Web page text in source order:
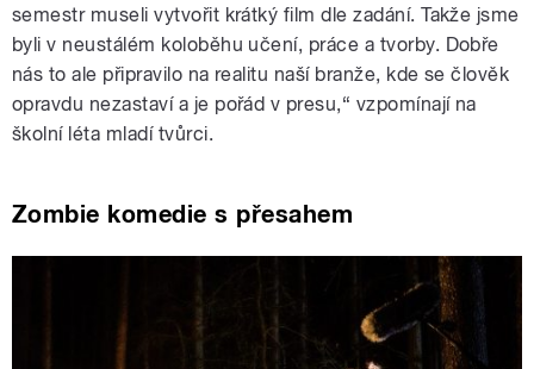
semestr museli vytvořit krátký film dle zadání. Takže jsme
byli v neustálém koloběhu učení, práce a tvorby. Dobře
nás to ale připravilo na realitu naší branže, kde se člověk
opravdu nezastaví a je pořád v presu,“ vzpomínají na
školní léta mladí tvůrci.
Zombie komedie s přesahem